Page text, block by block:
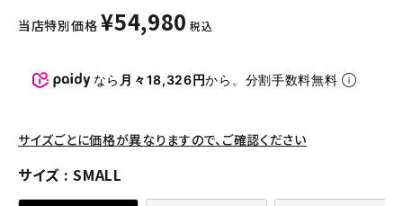
スニーカー・ブーツ
COLLABORATION BRAND
SEASON
当店特別価格 ¥54,980 税込
なら 月々18,326円から。分割手数料無料
サイズごとに価格が異なりますので、ご確認ください
サイズ SMALL